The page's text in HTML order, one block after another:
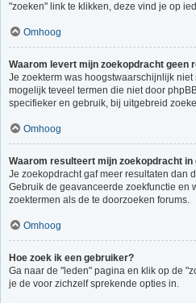
"zoeken" link te klikken, deze vind je op
Omhoog
Waarom levert mijn zoekopdracht geen
Je zoekterm was hoogstwaarschijnlijk
mogelijk teveel termen die niet door
specifieker en gebruik, bij uitgebreid
Omhoog
Waarom resulteert mijn zoekopdracht in
Je zoekopdracht gaf meer resultaten dan
Gebruik de geavanceerde zoekfunctie en
zoektermen als de te doorzoeken forums.
Omhoog
Hoe zoek ik een gebruiker?
Ga naar de "leden" pagina en klik op de
je de voor zichzelf sprekende opties in.